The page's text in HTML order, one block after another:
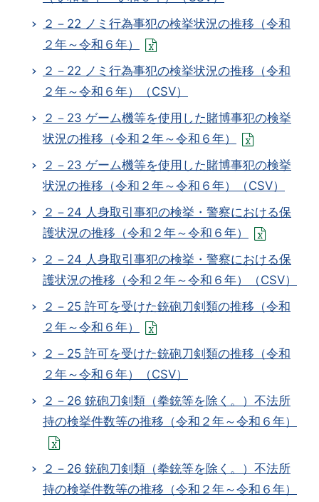
２－22 ノミ行為事犯の検挙状況の推移（令和
２年～令和６年）
２－22 ノミ行為事犯の検挙状況の推移（令和
２年～令和６年）（CSV）
２－23 ゲーム機等を使用した賭博事犯の検挙
状況の推移（令和２年～令和６年）
２－23 ゲーム機等を使用した賭博事犯の検挙
状況の推移（令和２年～令和６年）（CSV）
２－24 人身取引事犯の検挙・警察における保
護状況の推移（令和２年～令和６年）
２－24 人身取引事犯の検挙・警察における保
護状況の推移（令和２年～令和６年）（CSV）
２－25 許可を受けた銃砲刀剣類の推移（令和
２年～令和６年）
２－25 許可を受けた銃砲刀剣類の推移（令和
２年～令和６年）（CSV）
２－26 銃砲刀剣類（拳銃等を除く。）不法所
持の検挙件数等の推移（令和２年～令和６年）
２－26 銃砲刀剣類（拳銃等を除く。）不法所
持の検挙件数等の推移（令和２年～令和６年）